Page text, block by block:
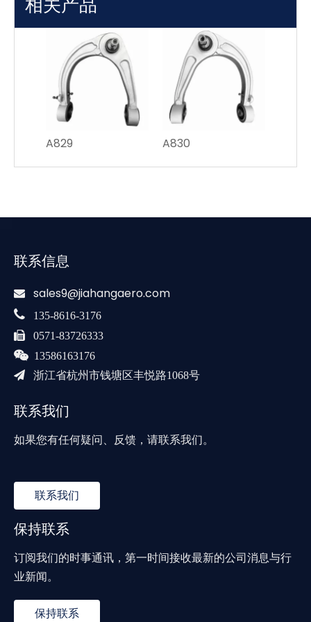
相关产品
A829 A830
联系信息
 sales9@jiahangaero.com
 135-8616-3176
 0571-83726333
 13586163176
 浙江省杭州市钱塘区丰悦路1068号
联系我们
如果您有任何疑问、反馈，请联系我们。
联系我们
保持联系
订阅我们的时事通讯，第一时间接收最新的公司消息与行
业新闻。
保持联系